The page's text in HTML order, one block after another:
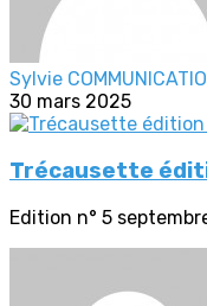
Sylvie
30 mars 2025
Trécausette
Edition n° 5